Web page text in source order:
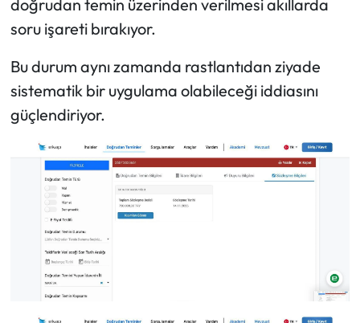
doğrudan temin üzerinden verilmesi akıllarda
soru işareti bırakıyor.
Bu durum aynı zamanda rastlantıdan ziyade
sistematik bir uygulama olabileceği iddiasını
güçlendiriyor.